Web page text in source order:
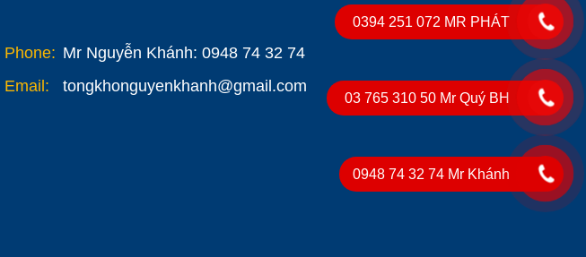
Phone: Mr Nguyễn Khánh: 0948 74 32 74
Email:
tongkhonguyenkhanh@gmail.com
0394 251 072 MR PHÁT
03 765 310 50 Mr Quý BH
0948 74 32 74 Mr Khánh